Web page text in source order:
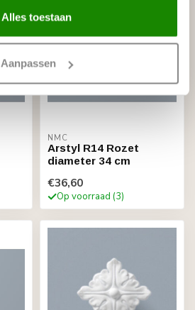
Alles toestaan
Aanpassen
NMC
Arstyl R14 Rozet
diameter 34 cm
€36,60
Op voorraad (3)